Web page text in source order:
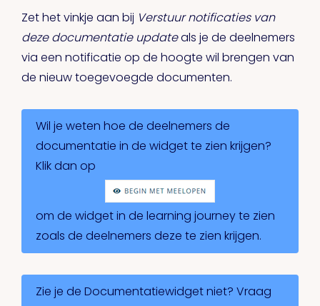
Zet het vinkje aan bij Verstuur notificaties van
deze documentatie updateals je de deelnemers
via een notificatie op de hoogte wil brengen van
de nieuw toegevoegde documenten.
Wil je weten hoe de deelnemers de
documentatie in de widget te zien krijgen?
Klik dan op
om de widget in de learning journey te zien
zoals de deelnemers deze te zien krijgen.
Zie je de Documentatiewidget niet? Vraag